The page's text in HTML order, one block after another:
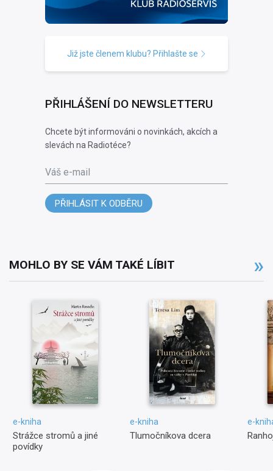
Již jste členem klubu? Přihlašte se
PŘIHLÁŠENÍ DO NEWSLETTERU
Chcete být informováni o novinkách, akcích a
slevách na Radiotéce?
Váš e-mail
PŘIHLÁSIT K ODBĚRU
MOHLO BY SE VÁM TAKÉ LÍBIT
e-kniha
Strážce stromů a jiné
povídky
e-kniha
Tlumočníkova dcera
e-